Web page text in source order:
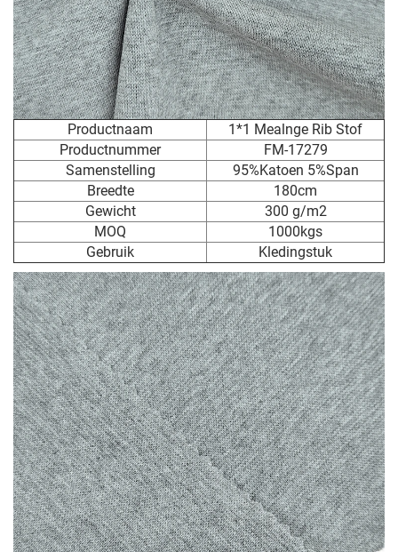
Productnaam
1*1 Mealnge Rib Stof
Productnummer
FM-17279
Samenstelling
95%Katoen 5%Span
Breedte
180cm
Gewicht
300 g/m2
MOQ
1000kgs
Gebruik
Kledingstuk